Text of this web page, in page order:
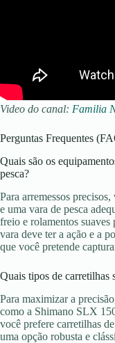
Video do canal: Familia
Perguntas Frequentes
Quais são os
pesca?
Para arremessos
e uma vara de pesca
freio e rolamentos
vara deve ter a ação e a
que você pretende
Quais tipos de carretilhas
Para maximizar a
como a Shimano SLX
você prefere carretilhas
uma opção robusta e